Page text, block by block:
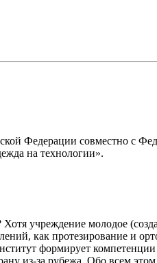
Федерации совместно с
на технологии».
учреждение молодое
как протезирование и
формирует
из-за рубежа. Обо всем